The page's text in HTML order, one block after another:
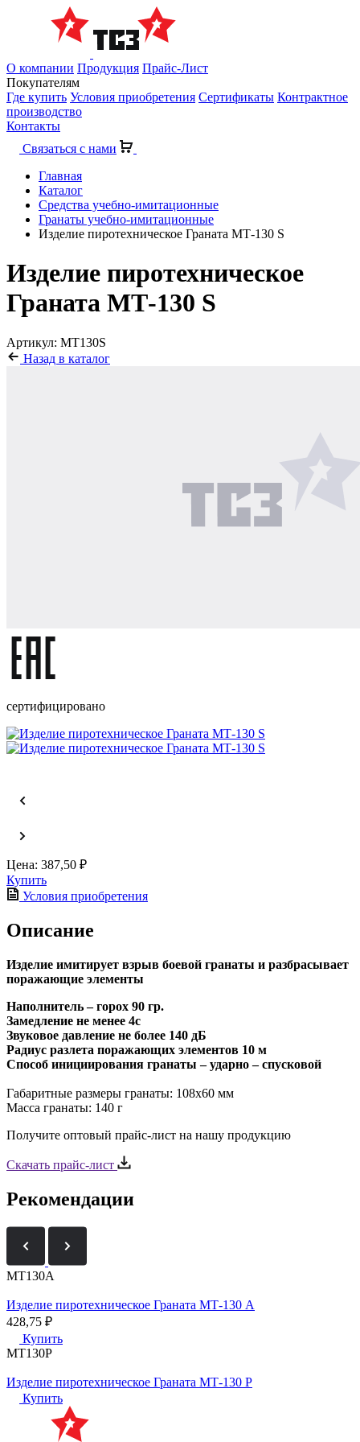
О компании Продукция Прайс-Лист
Покупателям
Где купить Условия приобретения Сертификаты Контрактное
производство
Контакты
Связаться с нами
Главная
Каталог
Средства учебно-имитационные
Гранаты учебно-имитационные
Изделие пиротехническое Граната МТ-130 S
Изделие пиротехническое
Граната МТ-130 S
Артикул: МТ130S
Назад в каталог
сертифицировано
Цена: 387,50 ₽
Купить
Условия приобретения
Описание
Изделие имитирует взрыв боевой гранаты и разбрасывает
поражающие элементы
Наполнитель – горох 90 гр.
Замедление не менее 4с
Звуковое давление не более 140 дБ
Радиус разлета поражающих элементов 10 м
Способ инициирования гранаты – ударно – спусковой
Габаритные размеры гранаты: 108х60 мм
Масса гранаты: 140 г
Получите оптовый прайс-лист на нашу продукцию
Скачать прайс-лист
Рекомендации
МТ130А
Изделие пиротехническое Граната МТ-130 А
428,75 ₽
Купить
МТ130Р
Изделие пиротехническое Граната МТ-130 Р
Купить